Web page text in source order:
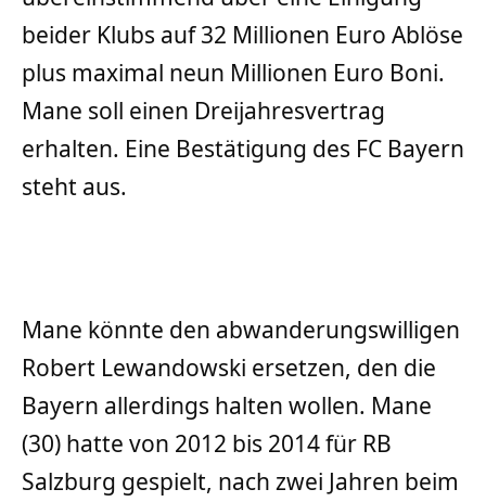
beider Klubs auf 32 Millionen Euro Ablöse
plus maximal neun Millionen Euro Boni.
Mane soll einen Dreijahresvertrag
erhalten. Eine Bestätigung des FC Bayern
steht aus.
Mane könnte den abwanderungswilligen
Robert Lewandowski ersetzen, den die
Bayern allerdings halten wollen. Mane
(30) hatte von 2012 bis 2014 für RB
Salzburg gespielt, nach zwei Jahren beim